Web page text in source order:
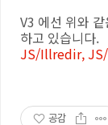
V3 에선 위와
하고 있습니다.
JS/Illredir,
공감